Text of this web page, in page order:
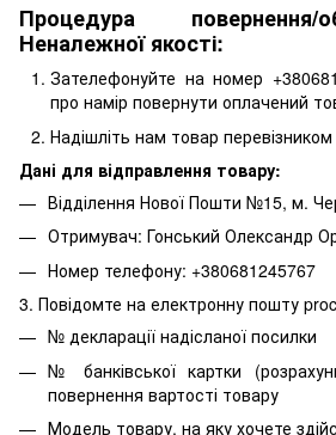
Процедура повернення/
Неналежної якості:
Зателефонуйте на номер
про намір повернути оплачений
Надішліть нам товар
Дані для відправлення товару:
Відділення Нової Пошти №15, м.
Отримувач: Гонський Олександр
Номер телефону: +380681245767
3. Повідомте на електронну пошту
№ декларації надісланої посилки
№ банківської картки
повернення вартості товару
Модель товару, на яку хочете